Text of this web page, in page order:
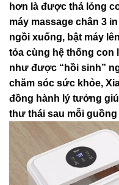
hơn là được thả lỏng
máy massage chân 3
ngồi xuống, bật máy
tỏa cùng hệ thống con
như được “hồi sinh”
chăm sóc sức khỏe,
đồng hành lý tưởng
thư thái sau mỗi